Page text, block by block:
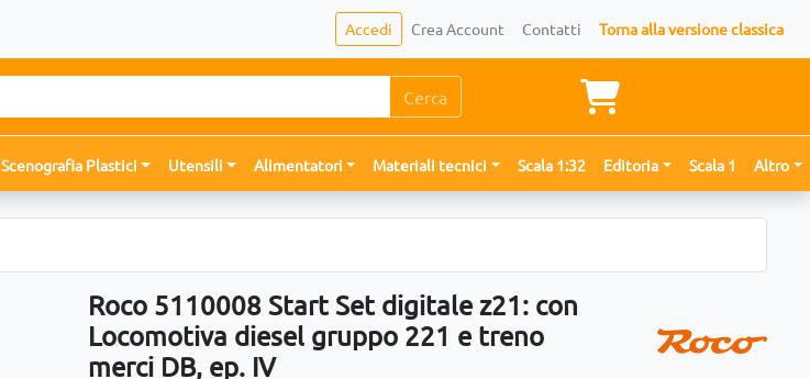
Accedi Crea Account Contatti Torna alla versione classica
Cerca
Scenografia Plastici Utensili Alimentatori Materiali tecnici Scala 1:32 Editoria Scala 1 Altro
Roco 5110008 Start Set digitale z21: con
Locomotiva diesel gruppo 221 e treno
merci DB, ep. IV